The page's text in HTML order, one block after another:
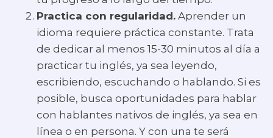
Practica con regularidad. Aprender un
idioma requiere práctica constante. Trata
de dedicar al menos 15-30 minutos al día a
practicar tu inglés, ya sea leyendo,
escribiendo, escuchando o hablando. Si es
posible, busca oportunidades para hablar
con hablantes nativos de inglés, ya sea en
línea o en persona. Y con una te será